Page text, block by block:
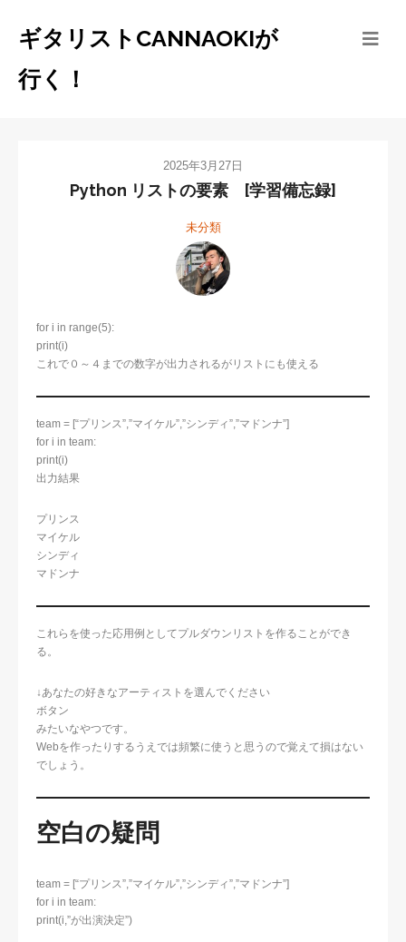
ギタリストCANNAOKIが
行く！
2025年3月27日
Python リストの要素 [学習備忘録]
未分類
for i in range(5):
print(i)
これで０～４までの数字が出力されるがリストにも使える
team = [“プリンス”,”マイケル”,”シンディ”,”マドンナ”]
for i in team:
print(i)
出力結果
プリンス
マイケル
シンディ
マドンナ
これらを使った応用例としてプルダウンリストを作ることができ
る。
↓あなたの好きなアーティストを選んでください
ボタン
みたいなやつです。
Webを作ったりするうえでは頻繁に使うと思うので覚えて損はない
でしょう。
空白の疑問
team = [“プリンス”,”マイケル”,”シンディ”,”マドンナ”]
for i in team:
print(i,”が出演決定”)